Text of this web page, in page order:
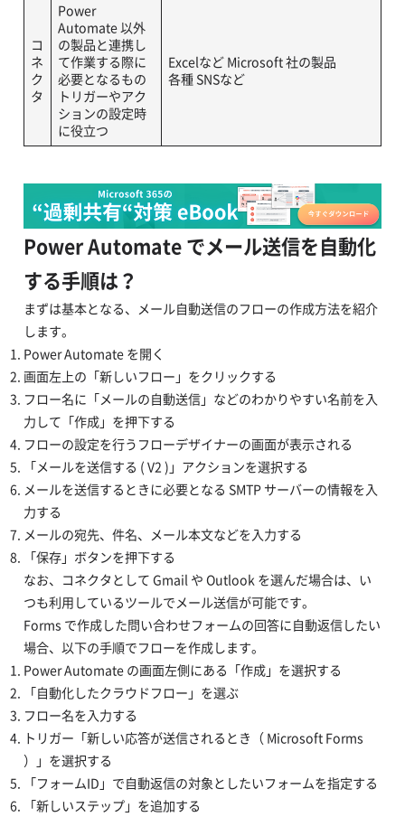
コ
ネ
ク
タ
Power
Automate 以外
の製品と連携し
て作業する際に
必要となるもの
トリガーやアク
ションの設定時
に役立つ
Excelなど Microsoft 社の製品
各種 SNSなど
Power Automate でメール送信を自動化
する手順は？
まずは基本となる、メール自動送信のフローの作成方法を紹介
します。
Power Automate を開く
画面左上の「新しいフロー」をクリックする
フロー名に「メールの自動送信」などのわかりやすい名前を入
力して「作成」を押下する
フローの設定を行うフローデザイナーの画面が表示される
「メールを送信する ( V2 )」アクションを選択する
メールを送信するときに必要となる SMTP サーバーの情報を入
力する
メールの宛先、件名、メール本文などを入力する
「保存」ボタンを押下する
なお、コネクタとして Gmail や Outlook を選んだ場合は、い
つも利用しているツールでメール送信が可能です。
Forms で作成した問い合わせフォームの回答に自動返信したい
場合、以下の手順でフローを作成します。
Power Automate の画面左側にある「作成」を選択する
「自動化したクラウドフロー」を選ぶ
フロー名を入力する
トリガー「新しい応答が送信されるとき（ Microsoft Forms
）」を選択する
「フォームID」で自動返信の対象としたいフォームを指定する
「新しいステップ」を追加する